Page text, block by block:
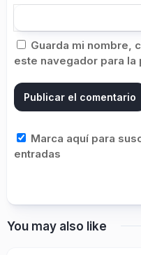
Guarda mi nombre,
este navegador para
Marca aquí para
entradas
You may also like